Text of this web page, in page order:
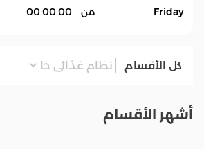
Friday
من 00:00:00
كل الأقسام
أشهر الأقسام